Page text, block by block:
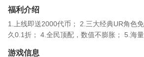
福利介绍
1.上线即送2000代币； 2.三大经典UR角色
久0.1折； 4.全民顶配，数值不膨胀； 5.海
游戏信息